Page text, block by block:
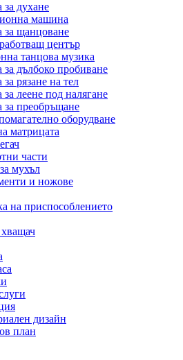
духане
машина
щанцоване
център
танцова музика
дълбоко пробиване
рязане на тел
леене под налягане
преобръщане
оборудване
матрицата
части
мухъл
и ножове
на приспособлението
дизайн
план